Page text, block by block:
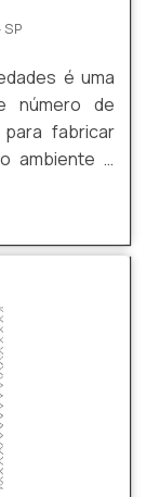
SP
é uma
número de
fabricar
ambiente e
uma tela
o